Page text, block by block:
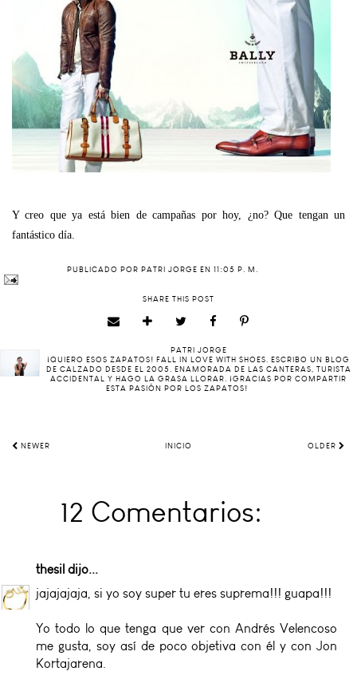
Y creo que ya está bien de campañas por hoy, ¿no? Que tengan un
fantástico día.
PUBLICADO POR PATRI JORGE EN 11:05 P. M.
SHARE THIS POST
PATRI JORGE
¡QUIERO ESOS ZAPATOS! FALL IN LOVE WITH SHOES. ESCRIBO UN BLOG
DE CALZADO DESDE EL 2005. ENAMORADA DE LAS CANTERAS, TURISTA
ACCIDENTAL Y HAGO LA GRASA LLORAR. ¡GRACIAS POR COMPARTIR
ESTA PASIÓN POR LOS ZAPATOS!
NEWER INICIO OLDER
12 Comentarios:
thesil dijo...
jajajajaja, si yo soy super tu eres suprema!!! guapa!!!
Yo todo lo que tenga que ver con Andrés Velencoso
me gusta, soy así de poco objetiva con él y con Jon
Kortajarena.